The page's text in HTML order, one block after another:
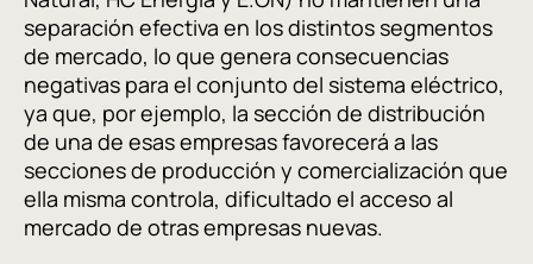
separación efectiva en los distintos segmentos
de mercado, lo que genera consecuencias
negativas para el conjunto del sistema eléctrico,
ya que, por ejemplo, la sección de distribución
de una de esas empresas favorecerá a las
secciones de producción y comercialización que
ella misma controla, dificultado el acceso al
mercado de otras empresas nuevas.